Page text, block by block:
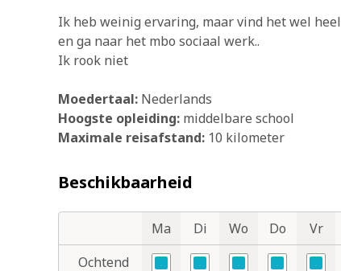
Ik heb weinig ervaring, maar vind het wel
en ga naar het mbo sociaal werk..
Ik rook niet
Moedertaal: Nederlands
Hoogste opleiding: middelbare school
Maximale reisafstand: 10 kilometer
Beschikbaarheid
DagdelenMa Di Wo Do Vr
Ochtend